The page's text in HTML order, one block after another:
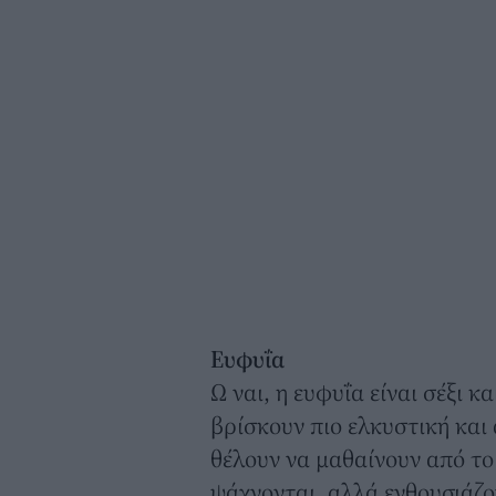
Ευφυΐα
Ω ναι, η ευφυΐα είναι σέξι
βρίσκουν πιο ελκυστική
θέλουν να μαθαίνουν από το